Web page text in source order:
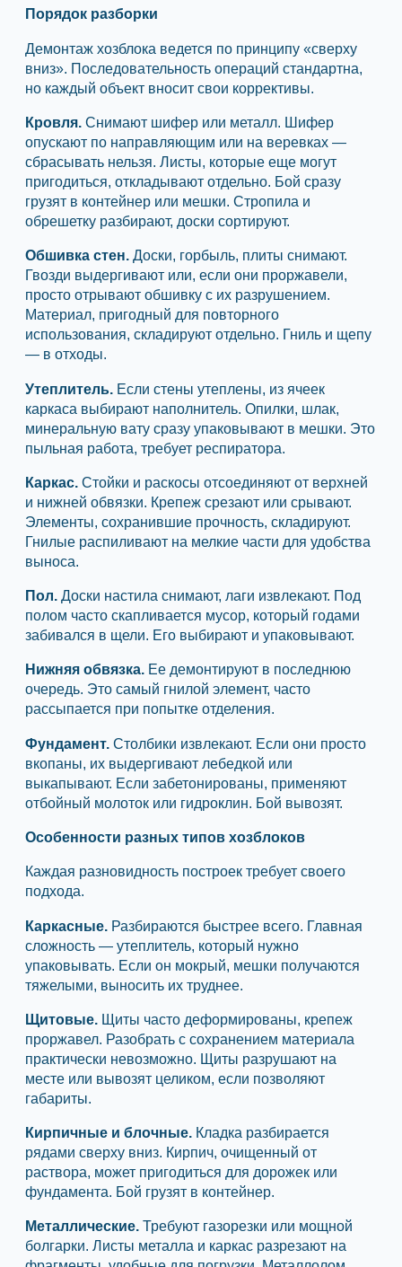
Порядок разборки
Демонтаж хозблока ведется по принципу «сверху
вниз». Последовательность операций стандартна,
но каждый объект вносит свои коррективы.
Кровля. Снимают шифер или металл. Шифер
опускают по направляющим или на веревках —
сбрасывать нельзя. Листы, которые еще могут
пригодиться, откладывают отдельно. Бой сразу
грузят в контейнер или мешки. Стропила и
обрешетку разбирают, доски сортируют.
Обшивка стен. Доски, горбыль, плиты снимают.
Гвозди выдергивают или, если они проржавели,
просто отрывают обшивку с их разрушением.
Материал, пригодный для повторного
использования, складируют отдельно. Гниль и щепу
— в отходы.
Утеплитель. Если стены утеплены, из ячеек
каркаса выбирают наполнитель. Опилки, шлак,
минеральную вату сразу упаковывают в мешки. Это
пыльная работа, требует респиратора.
Каркас. Стойки и раскосы отсоединяют от верхней
и нижней обвязки. Крепеж срезают или срывают.
Элементы, сохранившие прочность, складируют.
Гнилые распиливают на мелкие части для удобства
выноса.
Пол. Доски настила снимают, лаги извлекают. Под
полом часто скапливается мусор, который годами
забивался в щели. Его выбирают и упаковывают.
Нижняя обвязка. Ее демонтируют в последнюю
очередь. Это самый гнилой элемент, часто
рассыпается при попытке отделения.
Фундамент. Столбики извлекают. Если они просто
вкопаны, их выдергивают лебедкой или
выкапывают. Если забетонированы, применяют
отбойный молоток или гидроклин. Бой вывозят.
Особенности разных типов хозблоков
Каждая разновидность построек требует своего
подхода.
Каркасные. Разбираются быстрее всего. Главная
сложность — утеплитель, который нужно
упаковывать. Если он мокрый, мешки получаются
тяжелыми, выносить их труднее.
Щитовые. Щиты часто деформированы, крепеж
проржавел. Разобрать с сохранением материала
практически невозможно. Щиты разрушают на
месте или вывозят целиком, если позволяют
габариты.
Кирпичные и блочные. Кладка разбирается
рядами сверху вниз. Кирпич, очищенный от
раствора, может пригодиться для дорожек или
фундамента. Бой грузят в контейнер.
Металлические. Требуют газорезки или мощной
болгарки. Листы металла и каркас разрезают на